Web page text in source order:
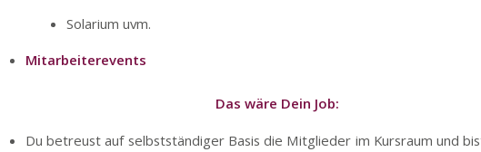
Solarium uvm.
Mitarbeiterevents
Das wäre Dein Job:
Du betreust auf selbstständiger Basis die Mitglieder im Kursraum und